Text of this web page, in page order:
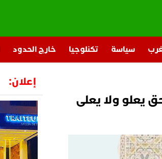
سياسة تكنلوجيا خارج الحدود
يعلو ولا يعلى
إعلان: